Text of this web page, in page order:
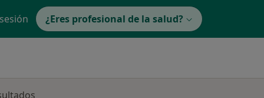
¿Eres profesional de la salud?